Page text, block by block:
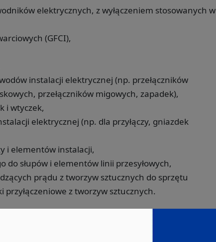
elektrycznych, z wyłączeniem stosowanych w
(GFCI),
instalacji elektrycznej (np. przełączników
przełączników migowych, zapadek),
i wtyczek,
elektrycznej (np. dla przyłączy, gniazdek
i elementów instalacji,
słupów i elementów linii przesyłowych,
prądu z tworzyw sztucznych do sprzętu
przyłączeniowe z tworzyw sztucznych.
sklasyfikowanej w 2343Z,